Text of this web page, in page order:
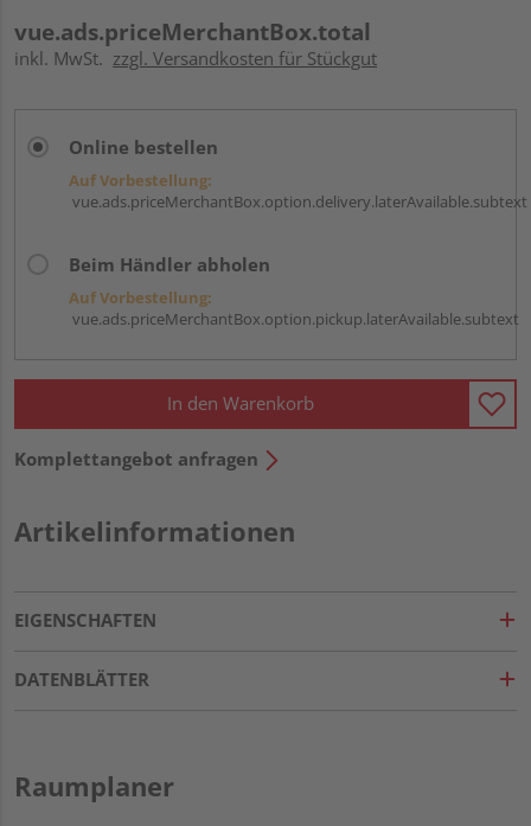
vue.ads.priceMerchantBox.total
inkl. MwSt. zzgl. Versandkosten für Stückgut
Online bestellen
Auf Vorbestellung:
vue.ads.priceMerchantBox.option.delivery.laterAvailable.subtext
Beim Händler abholen
Auf Vorbestellung:
vue.ads.priceMerchantBox.option.pickup.laterAvailable.subtext
In den Warenkorb
Komplettangebot anfragen
Artikelinformationen
EIGENSCHAFTEN
DATENBLÄTTER
Raumplaner